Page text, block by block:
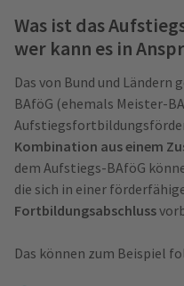
Was ist das
wer kann es in
Das von Bund und
BAföG (ehemals Meister-
Kombination aus einem
dem Aufstiegs-BAföG
die sich in einer
Fortbildungsabschluss
Das können zum Beispiel